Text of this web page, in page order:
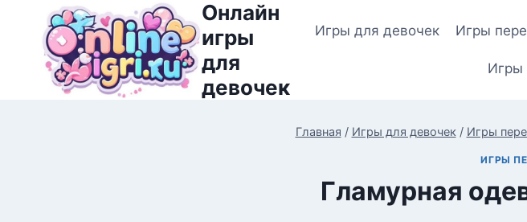
Перейти
содержимому
Онлайн
игры
для
девочек
Игры для девочек Игры
Игры
Главная / Игры для девочек / Игры
ИГРЫ
Гламурная